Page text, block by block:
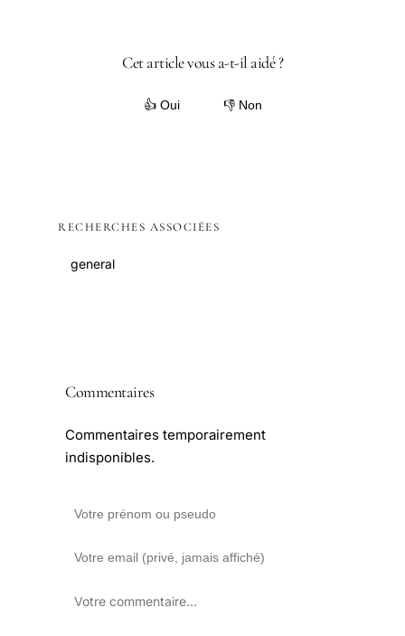
Cet article vous a-t-il aidé ?
👍 Oui 👎 Non
RECHERCHES ASSOCIÉES
general
Commentaires
Commentaires temporairement
indisponibles.